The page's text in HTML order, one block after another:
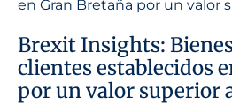
en Gran Bretaña por un valor
Brexit Insights:
clientes establecidos
por un valor superior